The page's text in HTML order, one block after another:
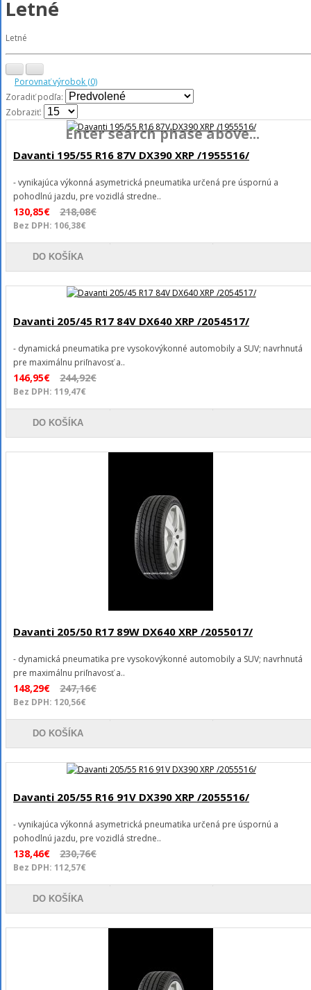
Enter search phase above...
Letné
Letné
Porovnať výrobok (0)
Zoradiť podľa:
Zobraziť:
Davanti 195/55 R16 87V DX390 XRP /1955516/
- vynikajúca výkonná asymetrická pneumatika určená pre úspornú a
pohodlnú jazdu, pre vozidlá stredne..
130,85€ 218,08€
Bez DPH: 106,38€
DO KOŠÍKA
Davanti 205/45 R17 84V DX640 XRP /2054517/
- dynamická pneumatika pre vysokovýkonné automobily a SUV; navrhnutá
pre maximálnu priľnavosť a..
146,95€ 244,92€
Bez DPH: 119,47€
DO KOŠÍKA
Davanti 205/50 R17 89W DX640 XRP /2055017/
- dynamická pneumatika pre vysokovýkonné automobily a SUV; navrhnutá
pre maximálnu priľnavosť a..
148,29€ 247,16€
Bez DPH: 120,56€
DO KOŠÍKA
Davanti 205/55 R16 91V DX390 XRP /2055516/
- vynikajúca výkonná asymetrická pneumatika určená pre úspornú a
pohodlnú jazdu, pre vozidlá stredne..
138,46€ 230,76€
Bez DPH: 112,57€
DO KOŠÍKA